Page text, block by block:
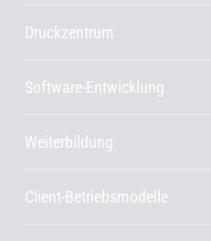
Druckzentrum
Software-Entwicklung
Weiterbildung
Client-Betriebsmodelle